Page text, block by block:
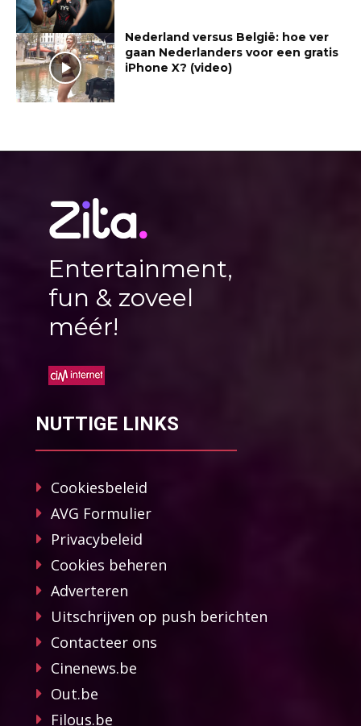
Nederland versus België: hoe ver
gaan Nederlanders voor een gratis
iPhone X? (video)
Entertainment,
fun & zoveel
méér!
NUTTIGE LINKS
Cookiesbeleid
AVG Formulier
Privacybeleid
Cookies beheren
Adverteren
Uitschrijven op push berichten
Contacteer ons
Cinenews.be
Out.be
Filous.be